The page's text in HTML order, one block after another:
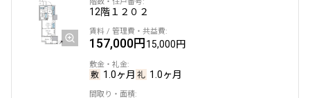
12階１２０２
157,000円15,000円
1.0ヶ月 1.0ヶ月